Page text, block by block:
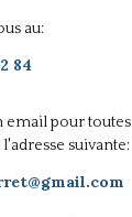
au:
84
email pour toutes
suivante: